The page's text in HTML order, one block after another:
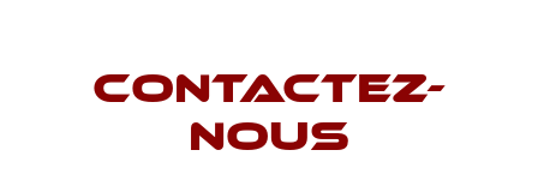
CONTACTEZ-
NOUS